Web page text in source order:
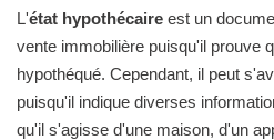
L'état hypothécaire est un
vente immobilière puisqu'il prouve
hypothéqué. Cependant, il peut
puisqu'il indique diverses
qu'il s'agisse d'une maison, d'un